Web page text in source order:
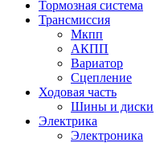
Тормозная система
Трансмиссия
Мкпп
АКПП
Вариатор
Сцепление
Ходовая часть
Шины и диски
Электрика
Электроника